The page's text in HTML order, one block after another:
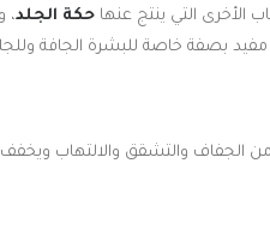
حكة الجلد،
بصفة خاصة للبشرة الجافة
من الجفاف والتشقق والالتهاب